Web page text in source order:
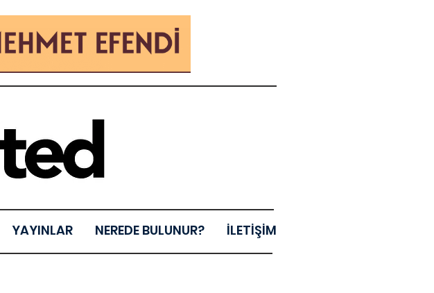
YAYINLAR NEREDE BULUNUR? İLETİŞİM